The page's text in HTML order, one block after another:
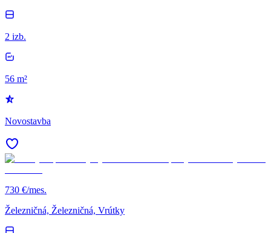
2 izb.
56 m²
Novostavba
730 €/mes.
Železničná, Železničná, Vrútky